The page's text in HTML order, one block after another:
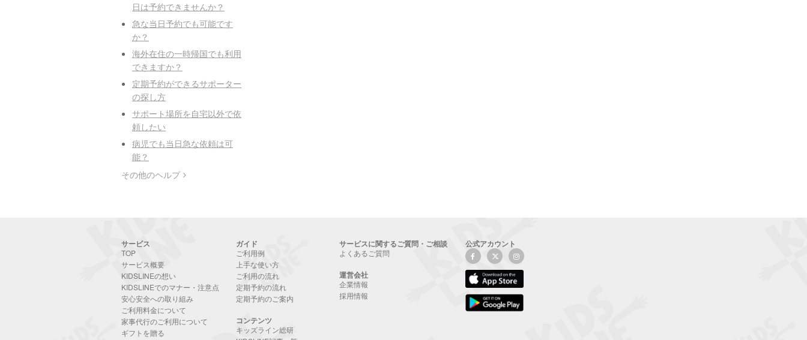
日は予約できませんか？
急な当日予約でも可能です
か？
海外在住の一時帰国でも利用
できますか？
定期予約ができるサポーター
の探し方
サポート場所を自宅以外で依
頼したい
病児でも当日急な依頼は可
能？
その他のヘルプ
サービス
TOP
サービス概要
KIDSLINEの想い
KIDSLINEでのマナー・注意点
安心安全への取り組み
ご利用料金について
家事代行のご利用について
ギフトを贈る
ガイド
ご利用例
上手な使い方
ご利用の流れ
定期予約の流れ
定期予約のご案内
コンテンツ
キッズライン総研
サービスに関するご質問・ご相談
よくあるご質問
運営会社
企業情報
採用情報
公式アカウント